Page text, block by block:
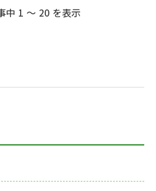
ジ
中 1 ～ 20 を表示